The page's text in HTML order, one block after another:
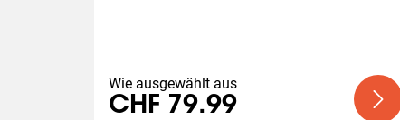
Wie ausgewählt aus
CHF 79.99